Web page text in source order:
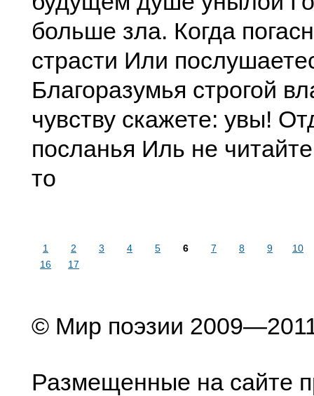
больше зла. Когда
страсти Или
Благоразумья строгой
чувству скажете: увы!
посланья Иль не
то
1 2 3 4 5 6 7 8 9
10
16
17
© Мир поэзии
Размещенные на сайте